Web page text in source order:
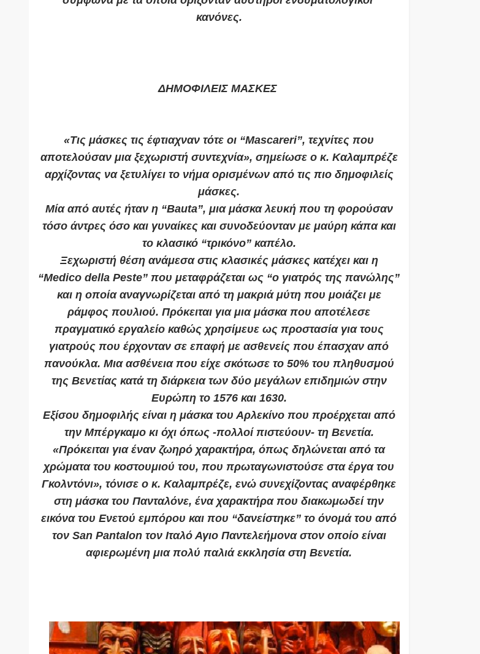
κανόνες.
ΔΗΜΟΦΙΛΕΙΣ ΜΑΣΚΕΣ
«Τις μάσκες τις έφτιαχναν τότε οι “Mascareri”, τεχνίτες που
αποτελούσαν μια ξεχωριστή συντεχνία», σημείωσε ο κ. Καλαμπρέζε
αρχίζοντας να ξετυλίγει το νήμα ορισμένων από τις πιο δημοφιλείς
μάσκες.
Μία από αυτές ήταν η “Bauta”, μια μάσκα λευκή που τη φορούσαν
τόσο άντρες όσο και γυναίκες και συνοδεύονταν με μαύρη κάπα και
το κλασικό “τρικόνο” καπέλο.
Ξεχωριστή θέση ανάμεσα στις κλασικές μάσκες κατέχει και η
“Medico della Peste” που μεταφράζεται ως “ο γιατρός της πανώλης”
και η οποία αναγνωρίζεται από τη μακριά μύτη που μοιάζει με
ράμφος πουλιού. Πρόκειται για μια μάσκα που αποτέλεσε
πραγματικό εργαλείο καθώς χρησίμευε ως προστασία για τους
γιατρούς που έρχονταν σε επαφή με ασθενείς που έπασχαν από
πανούκλα. Μια ασθένεια που είχε σκότωσε το 50% του πληθυσμού
της Βενετίας κατά τη διάρκεια των δύο μεγάλων επιδημιών στην
Ευρώπη το 1576 και 1630.
Εξίσου δημοφιλής είναι η μάσκα του Αρλεκίνο που προέρχεται από
την Μπέργκαμο κι όχι όπως -πολλοί πιστεύουν- τη Βενετία.
«Πρόκειται για έναν ζωηρό χαρακτήρα, όπως δηλώνεται από τα
χρώματα του κοστουμιού του, που πρωταγωνιστούσε στα έργα του
Γκολντόνι», τόνισε ο κ. Καλαμπρέζε, ενώ συνεχίζοντας αναφέρθηκε
στη μάσκα του Πανταλόνε, ένα χαρακτήρα που διακωμωδεί την
εικόνα του Ενετού εμπόρου και που “δανείστηκε” το όνομά του από
τον San Pantalon τον Ιταλό Αγιο Παντελεήμονα στον οποίο είναι
αφιερωμένη μια πολύ παλιά εκκλησία στη Βενετία.